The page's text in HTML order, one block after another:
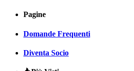
Pagine
Domande Frequenti
Diventa Socio